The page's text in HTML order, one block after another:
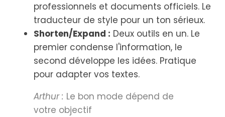
professionnels et documents officiels. Le
traducteur de style pour un ton sérieux.
Shorten/Expand : Deux outils en un. Le
premier condense l'information, le
second développe les idées. Pratique
pour adapter vos textes.
Arthur : Le bon mode dépend de
votre objectif